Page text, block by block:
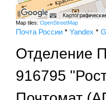
Map tiles: OpenStreetMap
Почта России * Yandex *
Отделение
916795